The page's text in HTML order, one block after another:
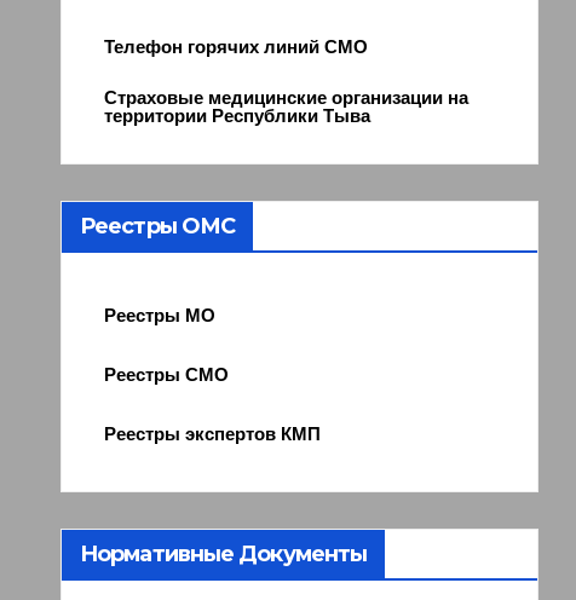
Телефон горячих линий СМО
Страховые медицинские организации на
территории Республики Тыва
Реестры ОМС
Реестры МО
Реестры СМО
Реестры экспертов КМП
Нормативные Документы